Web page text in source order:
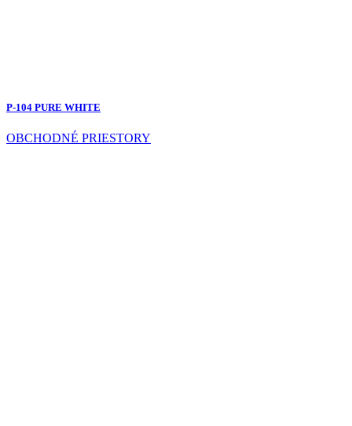
P-104 PURE WHITE
OBCHODNÉ PRIESTORY